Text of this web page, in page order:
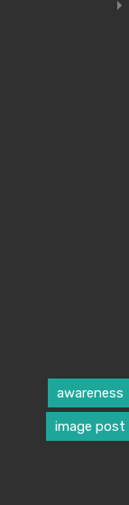
awareness
image post